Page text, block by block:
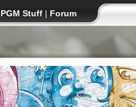
PGM Stuff | Forum